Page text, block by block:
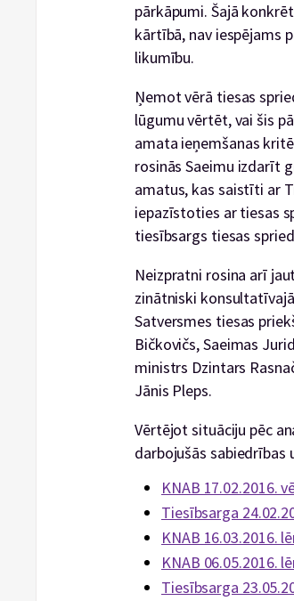
pārkāpumi. Šajā
kārtībā, nav iespējams
likumību.
Ņemot vērā tiesas
lūgumu vērtēt, vai šis
amata ieņemšanas
rosinās Saeimu izdarīt
amatus, kas saistīti ar
iepazīstoties ar tiesas
tiesībsargs tiesas
Neizpratni rosina arī
zinātniski
Satversmes tiesas
Bičkovičs, Saeimas
ministrs Dzintars
Jānis Pleps.
Vērtējot situāciju pēc
darbojušās sabiedrības
KNAB 17.02.2016.
Tiesībsarga
KNAB 16.03.2016.
KNAB 06.05.2016.
Tiesībsarga